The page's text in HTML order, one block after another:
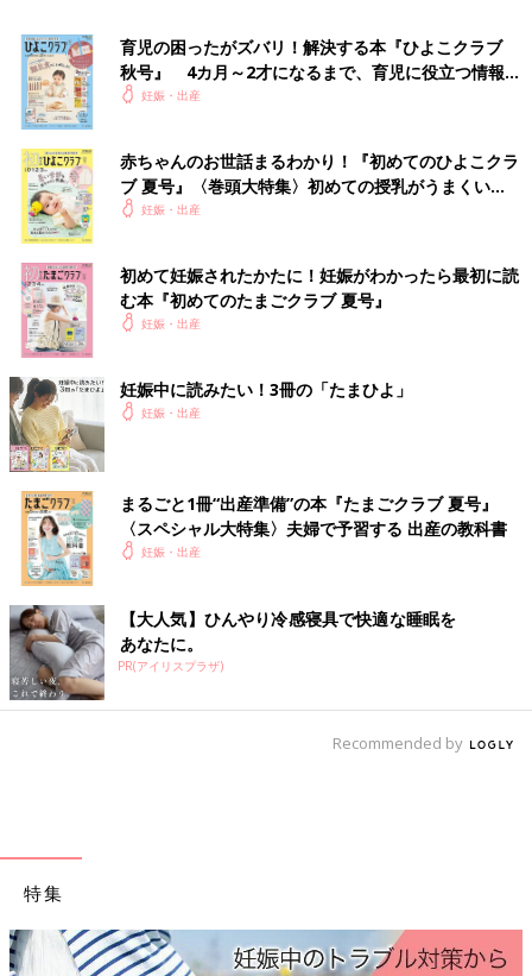
妊娠超初期から産後1カ月までの気がかりをしっかりサポート！
妊娠月数ごとにママの体の変化と「今すること」を徹底紹介する
1冊です。
Amazonで見る
Amazonで見る（mini版）
楽天ブックスで見る
育児の困ったがズバリ！解決する本『ひよこクラブ
秋号』 4カ月～2才になるまで、育児に役立つ情報が
いっぱい！
妊娠・出産
赤ちゃんのお世話まるわかり！『初めてのひよこクラ
ブ 夏号』〈巻頭大特集〉初めての授乳がうまくい
く！ おっぱい・ミルクの基本と夏のトラブル 解決テ
妊娠・出産
初めて妊娠されたかたに！妊娠がわかったら最初に読
む本『初めてのたまごクラブ 夏号』
妊娠・出産
妊娠中に読みたい！3冊の「たまひよ」
妊娠・出産
まるごと1冊“出産準備”の本『たまごクラブ 夏号』
〈スペシャル大特集〉夫婦で予習する 出産の教科書
妊娠・出産
【大人気】ひんやり冷感寝具で快適な睡眠を
あなたに。
PR(アイリスプラザ)
Recommended by
特集